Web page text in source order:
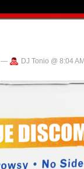
— DJ Tonio @ 8:04